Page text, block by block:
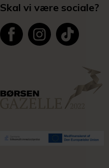
Skal vi være sociale?